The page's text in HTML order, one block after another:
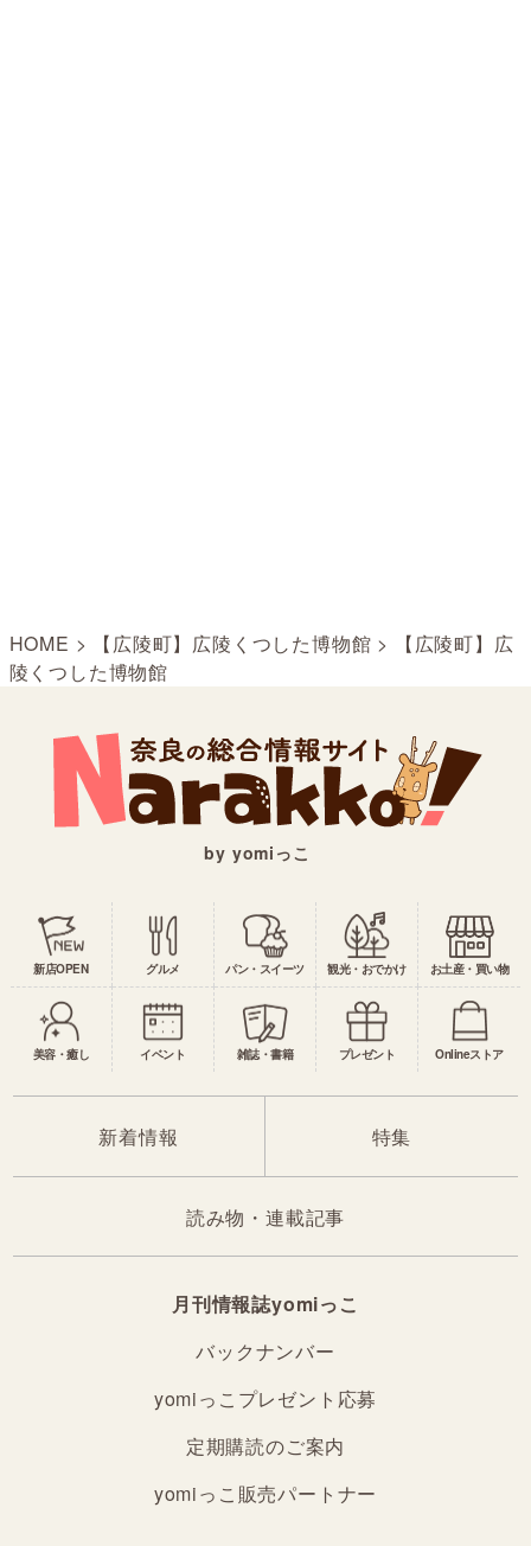
HOME > 【広陵町】広陵くつした博物館 >
【広陵町】広
陵くつした博物館
by yomiっこ
新店OPEN グルメ パン・スイーツ 観光・おでかけ お土産・買い物
美容・癒し イベント 雑誌・書籍 プレゼント Onlineストア
新着情報 特集
読み物・連載記事
月刊情報誌yomiっこ
バックナンバー
yomiっこプレゼント応募
定期購読のご案内
yomiっこ販売パートナー